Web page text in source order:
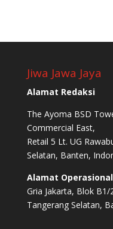
Jiwa Jawa Jaya
Alamat Redaksi
The Ayoma BSD
Commercial East,
Retail 5 Lt. UG
Selatan, Banten,
Alamat Operasional
Gria Jakarta, Blok
Tangerang Selatan,